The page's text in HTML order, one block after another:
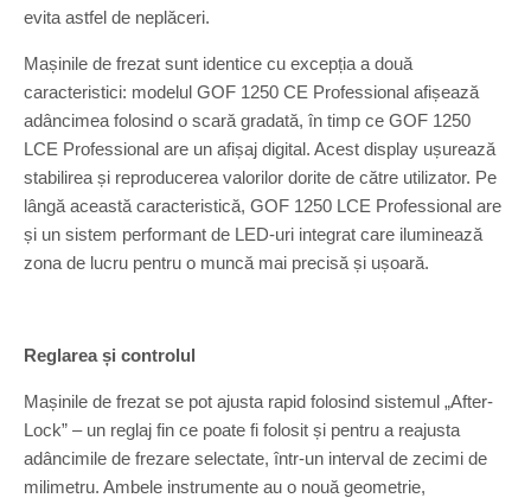
evita astfel de neplăceri.
Mașinile de frezat sunt identice cu excepția a două
caracteristici: modelul GOF 1250 CE Professional afișează
adâncimea folosind o scară gradată, în timp ce GOF 1250
LCE Professional are un afișaj digital. Acest display ușurează
stabilirea și reproducerea valorilor dorite de către utilizator. Pe
lângă această caracteristică, GOF 1250 LCE Professional are
și un sistem performant de LED-uri integrat care iluminează
zona de lucru pentru o muncă mai precisă și ușoară.
Reglarea și controlul
Mașinile de frezat se pot ajusta rapid folosind sistemul „After-
Lock” – un reglaj fin ce poate fi folosit și pentru a reajusta
adâncimile de frezare selectate, într-un interval de zecimi de
milimetru. Ambele instrumente au o nouă geometrie,